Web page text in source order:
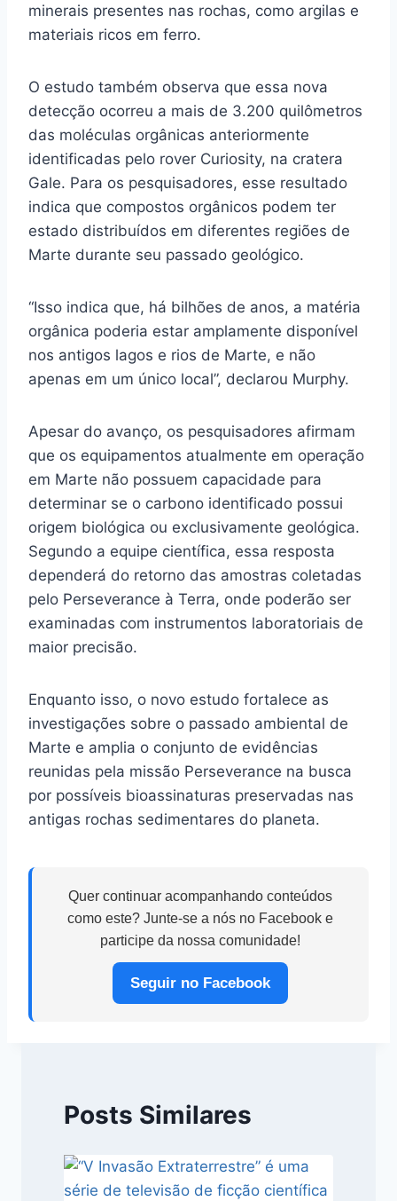
minerais presentes nas rochas, como argilas e
materiais ricos em ferro.
O estudo também observa que essa nova
detecção ocorreu a mais de 3.200 quilômetros
das moléculas orgânicas anteriormente
identificadas pelo rover Curiosity, na cratera
Gale. Para os pesquisadores, esse resultado
indica que compostos orgânicos podem ter
estado distribuídos em diferentes regiões de
Marte durante seu passado geológico.
“Isso indica que, há bilhões de anos, a matéria
orgânica poderia estar amplamente disponível
nos antigos lagos e rios de Marte, e não
apenas em um único local”, declarou Murphy.
Apesar do avanço, os pesquisadores afirmam
que os equipamentos atualmente em operação
em Marte não possuem capacidade para
determinar se o carbono identificado possui
origem biológica ou exclusivamente geológica.
Segundo a equipe científica, essa resposta
dependerá do retorno das amostras coletadas
pelo Perseverance à Terra, onde poderão ser
examinadas com instrumentos laboratoriais de
maior precisão.
Enquanto isso, o novo estudo fortalece as
investigações sobre o passado ambiental de
Marte e amplia o conjunto de evidências
reunidas pela missão Perseverance na busca
por possíveis bioassinaturas preservadas nas
antigas rochas sedimentares do planeta.
Quer continuar acompanhando conteúdos
como este? Junte-se a nós no Facebook e
participe da nossa comunidade!
Seguir no Facebook
Posts Similares